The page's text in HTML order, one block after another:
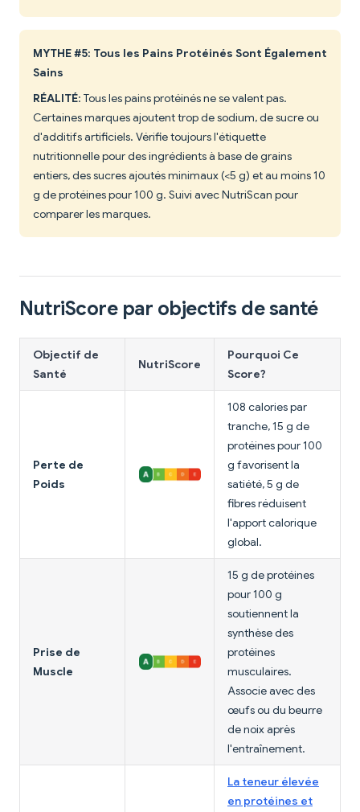
MYTHE #5: Tous les Pains Protéinés Sont Également
Sains
RÉALITÉ: Tous les pains protéinés ne se valent pas.
Certaines marques ajoutent trop de sodium, de sucre ou
d'additifs artificiels. Vérifie toujours l'étiquette
nutritionnelle pour des ingrédients à base de grains
entiers, des sucres ajoutés minimaux (<5 g) et au moins 10
g de protéines pour 100 g. Suivi avec NutriScan pour
comparer les marques.
NutriScore par objectifs de santé
Objectif de
Santé
NutriScore
Pourquoi Ce
Score?
Perte de
Poids
108 calories par
tranche, 15 g de
protéines pour 100
g favorisent la
satiété, 5 g de
fibres réduisent
l'apport calorique
global.
Prise de
Muscle
15 g de protéines
pour 100 g
soutiennent la
synthèse des
protéines
musculaires.
Associe avec des
œufs ou du beurre
de noix après
l'entraînement.
La teneur élevée
en protéines et